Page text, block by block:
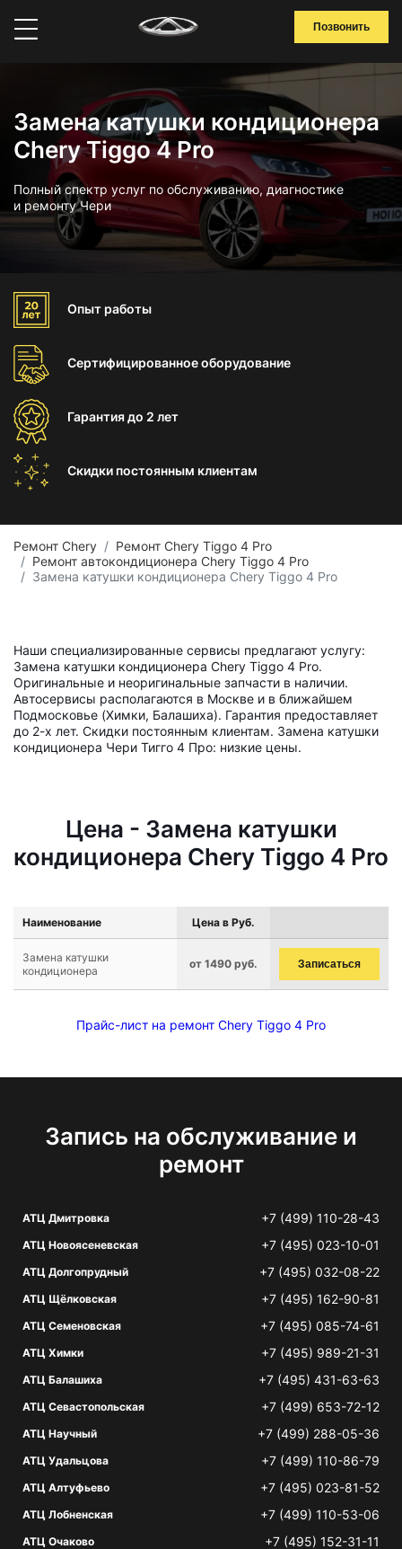
Позвонить
Замена катушки кондиционера
Chery Tiggo 4 Pro
Полный спектр услуг по обслуживанию, диагностике
и ремонту Чери
Опыт работы
Сертифицированноеоборудование
Гарантиядо 2 лет
Скидки постоянным клиентам
Ремонт Chery
Ремонт Chery Tiggo 4 Pro
Ремонт автокондиционера Chery Tiggo 4 Pro
Замена катушки кондиционера Chery Tiggo 4 Pro
Наши специализированные сервисы предлагают услугу:
Замена катушки кондиционера Chery Tiggo 4 Pro.
Оригинальные и неоригинальные запчасти в наличии.
Автосервисы располагаются в Москве и в ближайшем
Подмосковье (Химки, Балашиха). Гарантия предоставляет
до 2-х лет. Скидки постоянным клиентам. Замена катушки
кондиционера Чери Тигго 4 Про: низкие цены.
Цена - Замена катушки
кондиционера Chery Tiggo 4 Pro
Наименование Цена в Руб.
Замена катушки
кондиционера
от 1490 руб. Записаться
Прайс-лист на ремонт Chery Tiggo 4 Pro
Запись на обслуживание и
ремонт
АТЦ Дмитровка +7 (499) 110-28-43
АТЦ Новоясеневская +7 (495) 023-10-01
АТЦ Долгопрудный +7 (495) 032-08-22
АТЦ Щёлковская +7 (495) 162-90-81
АТЦ Семеновская +7 (495) 085-74-61
АТЦ Химки +7 (495) 989-21-31
АТЦ Балашиха +7 (495) 431-63-63
АТЦ Севастопольская +7 (499) 653-72-12
АТЦ Научный +7 (499) 288-05-36
АТЦ Удальцова +7 (499) 110-86-79
АТЦ Алтуфьево +7 (495) 023-81-52
АТЦ Лобненская +7 (499) 110-53-06
АТЦ Очаково +7 (495) 152-31-11